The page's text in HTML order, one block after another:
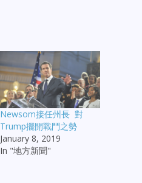
Newsom接任州長 對
Trump擺開戰鬥之勢
January 8, 2019
In "地方新聞"